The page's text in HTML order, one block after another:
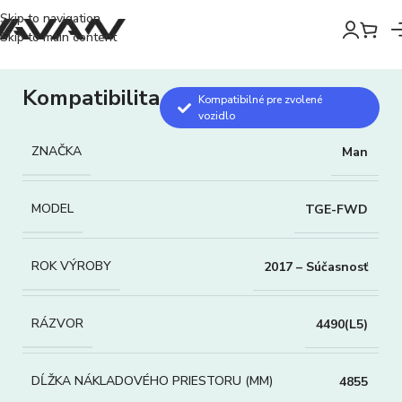
Skip to navigation
Skip to main content
Kompatibilita
Kompatibilné pre zvolené
vozidlo
ZNAČKA Man
MODEL TGE-FWD
ROK VÝROBY 2017 – Súčasnosť
RÁZVOR 4490(L5)
DĹŽKA NÁKLADOVÉHO PRIESTORU (MM) 4855